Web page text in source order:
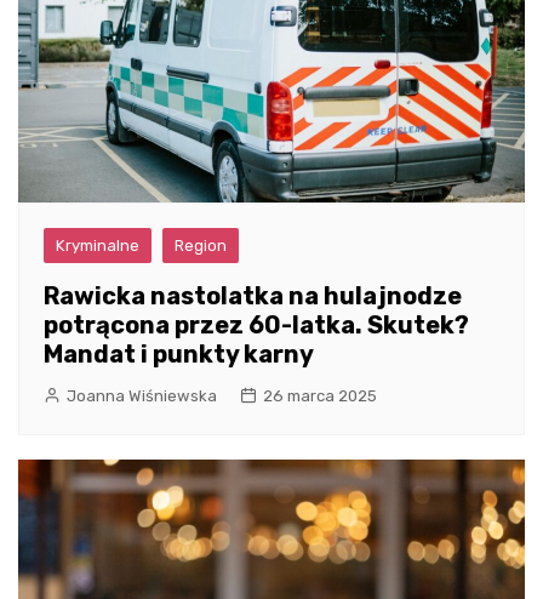
Kryminalne Region
Rawicka nastolatka na hulajnodze
potrącona przez 60-latka. Skutek?
Mandat i punkty karny
Joanna Wiśniewska 26 marca 2025